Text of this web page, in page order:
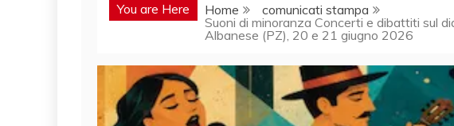
You are Here Home
comunicati stampa
Suoni di minoranza Concerti e dibattiti sul
Albanese (PZ), 20 e 21 giugno 2026